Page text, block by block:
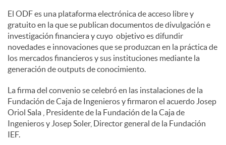
El ODF es una plataforma electrónica de acceso libre y
gratuito en la que se publican documentos de divulgación e
investigación financiera y cuyo objetivo es difundir
novedades e innovaciones que se produzcan en la práctica de
los mercados financieros y sus instituciones mediante la
generación de outputs de conocimiento.
La firma del convenio se celebró en las instalaciones de la
Fundación de Caja de Ingenieros y firmaron el acuerdo Josep
Oriol Sala , Presidente de la Fundación de la Caja de
Ingenieros y Josep Soler, Director general de la Fundación
IEF.